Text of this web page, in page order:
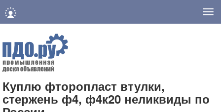
Куплю фторопласт втулки,
стержень ф4, ф4к20 неликвиды по